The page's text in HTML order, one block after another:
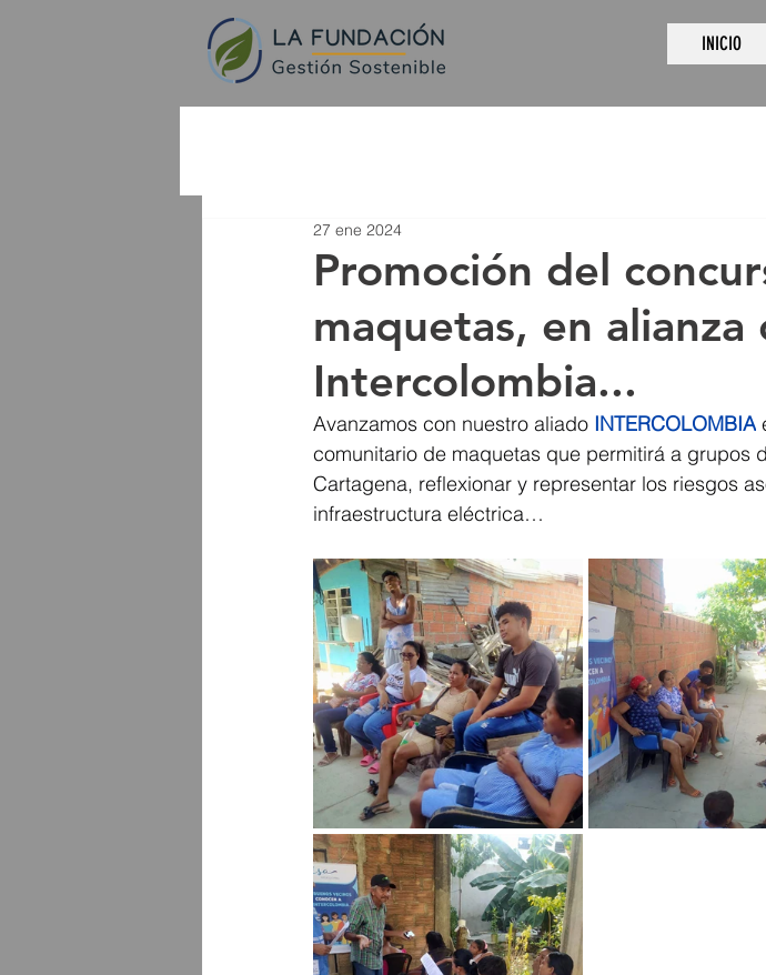
INICIO
Promoción del
maquetas, en alianza
Intercolombia...
27 ene 2024
Avanzamos con nuestro aliado INTERCOLOMBIA
comunitario de maquetas que permitirá a grupos
Cartagena, reflexionar y representar los riesgos
infraestructura eléctrica…